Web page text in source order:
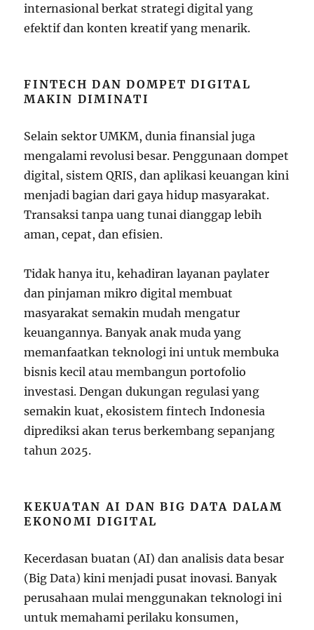
internasional berkat strategi digital yang
efektif dan konten kreatif yang menarik.
FINTECH DAN DOMPET DIGITAL
MAKIN DIMINATI
Selain sektor UMKM, dunia finansial juga
mengalami revolusi besar. Penggunaan dompet
digital, sistem QRIS, dan aplikasi keuangan kini
menjadi bagian dari gaya hidup masyarakat.
Transaksi tanpa uang tunai dianggap lebih
aman, cepat, dan efisien.
Tidak hanya itu, kehadiran layanan paylater
dan pinjaman mikro digital membuat
masyarakat semakin mudah mengatur
keuangannya. Banyak anak muda yang
memanfaatkan teknologi ini untuk membuka
bisnis kecil atau membangun portofolio
investasi. Dengan dukungan regulasi yang
semakin kuat, ekosistem fintech Indonesia
diprediksi akan terus berkembang sepanjang
tahun 2025.
KEKUATAN AI DAN BIG DATA DALAM
EKONOMI DIGITAL
Kecerdasan buatan (AI) dan analisis data besar
(Big Data) kini menjadi pusat inovasi. Banyak
perusahaan mulai menggunakan teknologi ini
untuk memahami perilaku konsumen,